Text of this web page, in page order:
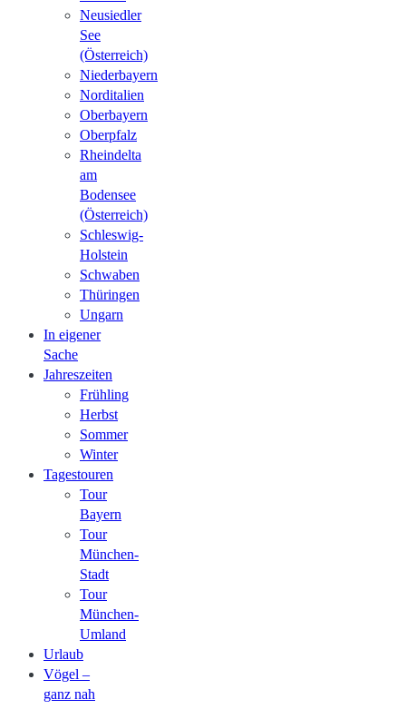
Neusiedler
See
(Österreich)
Niederbayern
Norditalien
Oberbayern
Oberpfalz
Rheindelta
am
Bodensee
(Österreich)
Schleswig-
Holstein
Schwaben
Thüringen
Ungarn
In eigener
Sache
Jahreszeiten
Frühling
Herbst
Sommer
Winter
Tagestouren
Tour
Bayern
Tour
München-
Stadt
Tour
München-
Umland
Urlaub
Vögel –
ganz nah